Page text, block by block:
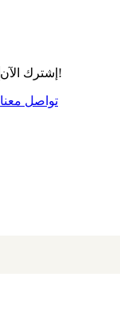
إشترك الآن!
تواصل معنا